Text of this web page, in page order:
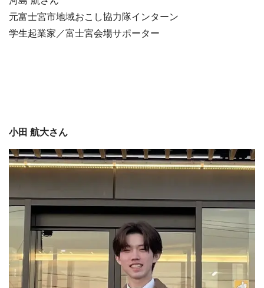
元富士宮市地域おこし協力隊インターン
学生起業家／富士宮会場サポーター
小田 航大さん